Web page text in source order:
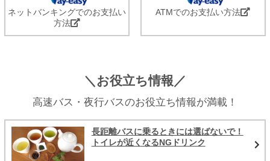
ネットバンキングでのお支払い
方法
ATMでのお支払い方法
＼お役立ち情報／
高速バス・夜行バスのお役立ち情報が満載！
長距離バスに乗るときには選ばないで！
トイレが近くなるNGドリンク